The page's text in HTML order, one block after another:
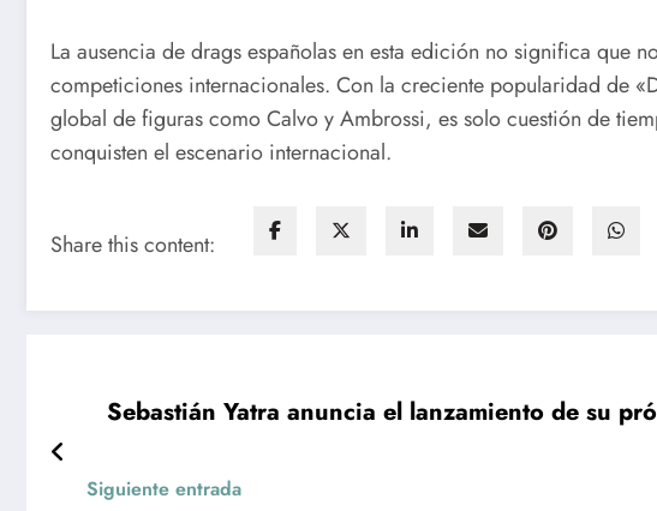
La ausencia de drags españolas en esta edición no significa que
competiciones internacionales. Con la creciente popularidad de
global de figuras como Calvo y Ambrossi, es solo cuestión de
conquisten el escenario internacional.
Share this content:
Sebastián Yatra anuncia el lanzamiento de su
Siguiente entrada